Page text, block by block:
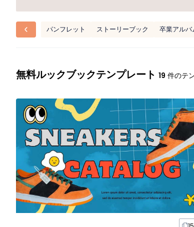
パンフレット ストーリーブック 卒業アルバ
無料ルックブックテンプレート 19 件のテ